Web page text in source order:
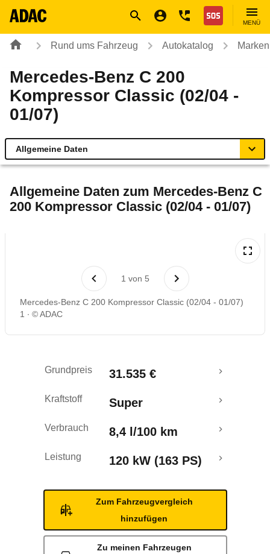
Nothilfe
MENÜ
Rund ums Fahrzeug Autokatalog
Mercedes-Benz C 200
Kompressor Classic (02/04 -
01/07)
Allgemeine Daten
Technische Daten
Laufende Kosten
Rückrufe & Mängel
Allgemeine Daten zum Mercedes-Benz C
200 Kompressor Classic (02/04 - 01/07)
1 von 5
Mercedes-Benz C 200 Kompressor Classic (02/04 - 01/07)
1
© ADAC
Grundpreis 31.535 €
Kraftstoff Super
Verbrauch 8,4 l/100 km
Leistung 120 kW (163 PS)
Zum Fahrzeugvergleich
hinzufügen
Zu meinen Fahrzeugen